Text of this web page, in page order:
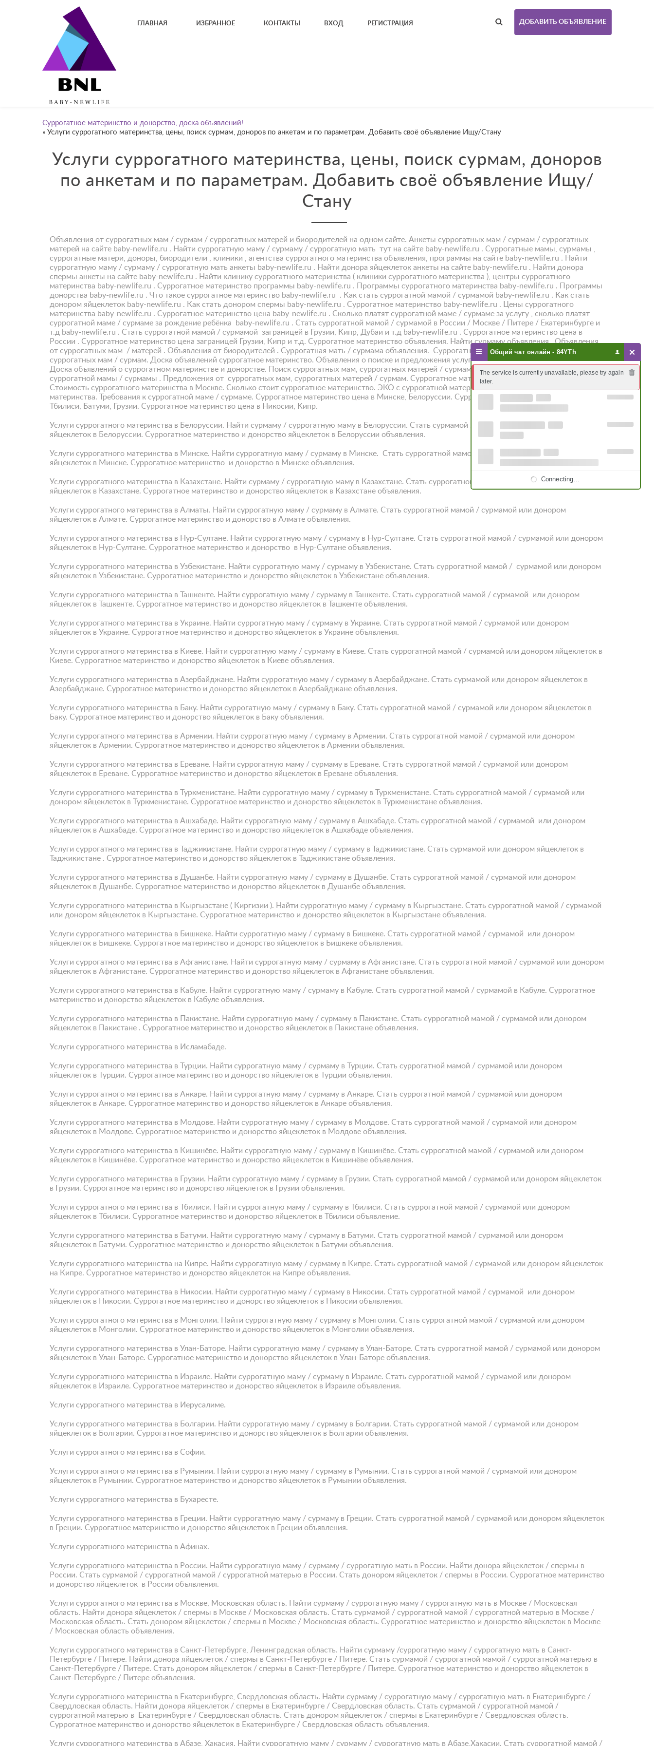
ГЛАВНАЯ ИЗБРАННОЕ КОНТАКТЫ ВХОД РЕГИСТРАЦИЯ ДОБАВИТЬ ОБЪЯВЛЕНИЕ
Суррогатное материнство и донорство, доска объявлений!
» Услуги суррогатного материнства, цены, поиск сурмам, доноров по анкетам и по параметрам. Добавить своё объявление Ищу/Стану
Услуги суррогатного материнства, цены, поиск сурмам, доноров
по анкетам и по параметрам. Добавить своё объявление Ищу/
Стану
Объявления от суррогатных мам / сурмам / суррогатных матерей и биородителей на одном сайте. Анкеты суррогатных мам / сурмам / суррогатных
матерей на сайте baby-newlife.ru . Найти суррогатную маму / сурмаму / суррогатную мать тут на сайте baby-newlife.ru . Суррогатные мамы, сурмамы ,
суррогатные матери, доноры, биородители , клиники , агентства суррогатного материнства объявления, программы на сайте baby-newlife.ru . Найти
суррогатную маму / сурмаму / суррогатную мать анкеты baby-newlife.ru . Найти донора яйцеклеток анкеты на сайте baby-newlife.ru . Найти донора
спермы анкеты на сайте baby-newlife.ru . Найти клинику суррогатного материнства ( клиники суррогатного материнства ), центры суррогатного
материнства baby-newlife.ru . Суррогатное материнство программы baby-newlife.ru . Программы суррогатного материнства baby-newlife.ru . Программы
донорства baby-newlife.ru . Что такое суррогатное материнство baby-newlife.ru . Как стать суррогатной мамой / сурмамой baby-newlife.ru . Как стать
донором яйцеклеток baby-newlife.ru . Как стать донором спермы baby-newlife.ru . Суррогатное материнство baby-newlife.ru . Цены суррогатного
материнства baby-newlife.ru . Суррогатное материнство цена baby-newlife.ru . Сколько платят суррогатной маме / сурмаме за услугу , сколько платят
суррогатной маме / сурмаме за рождение ребёнка baby-newlife.ru . Стать суррогатной мамой / сурмамой в России / Москве / Питере / Екатеринбурге и
т.д baby-newlife.ru . Стать суррогатной мамой / сурмамой заграницей в Грузии, Кипр, Дубаи и т.д baby-newlife.ru . Суррогатное материнство цена в
России . Суррогатное материнство цена заграницей Грузии, Кипр и т.д. Суррогатное материнство объявления. Найти сурмаму объявления . Объявления
от суррогатных мам / матерей . Объявления от биородителей . Суррогатная мать / сурмама объявления. Суррогатные мамы / сурмамы - объявления от
суррогатных мам / сурмам. Доска объявлений суррогатное материнство. Объявления о поиске и предложения услуг суррогатных матерей / сурмам.
Доска объявлений о суррогатном материнстве и донорстве. Поиск суррогатных мам, суррогатных матерей / сурмам без посредников. Поиск
суррогатной мамы / сурмамы . Предложения от суррогатных мам, суррогатных матерей / сурмам. Суррогатное материнство по выгодной цене.
Стоимость суррогатного материнства в Москве. Сколько стоит суррогатное материнство. ЭКО с суррогатной матерью. Этапы программы суррогатного
материнства. Требования к суррогатной маме / сурмаме. Суррогатное материнство цена в Минске, Белоруссии. Суррогатное материнство цена в
Тбилиси, Батуми, Грузии. Суррогатное материнство цена в Никосии, Кипр.
Услуги суррогатного материнства в Белоруссии. Найти сурмаму / суррогатную маму в Белоруссии. Стать сурмамой / суррогатной мамой или донором
яйцеклеток в Белоруссии. Суррогатное материнство и донорство яйцеклеток в Белоруссии объявления.
Услуги суррогатного материнства в Минске. Найти суррогатную маму / сурмаму в Минске. Стать суррогатной мамой / сурмамой или донором
яйцеклеток в Минске. Суррогатное материнство и донорство в Минске объявления.
Услуги суррогатного материнства в Казахстане. Найти сурмаму / суррогатную маму в Казахстане. Стать суррогатной мамой / сурмамой или донором
яйцеклеток в Казахстане. Суррогатное материнство и донорство яйцеклеток в Казахстане объявления.
Услуги суррогатного материнства в Алматы. Найти суррогатную маму / сурмаму в Алмате. Стать суррогатной мамой / сурмамой или донором
яйцеклеток в Алмате. Суррогатное материнство и донорство в Алмате объявления.
Услуги суррогатного материнства в Нур-Султане. Найти суррогатную маму / сурмаму в Нур-Султане. Стать суррогатной мамой / сурмамой или донором
яйцеклеток в Нур-Султане. Суррогатное материнство и донорство в Нур-Султане объявления.
Услуги суррогатного материнства в Узбекистане. Найти суррогатную маму / сурмаму в Узбекистане. Стать суррогатной мамой / сурмамой или донором
яйцеклеток в Узбекистане. Суррогатное материнство и донорство яйцеклеток в Узбекистане объявления.
Услуги суррогатного материнства в Ташкенте. Найти суррогатную маму / сурмаму в Ташкенте. Стать суррогатной мамой / сурмамой или донором
яйцеклеток в Ташкенте. Суррогатное материнство и донорство яйцеклеток в Ташкенте объявления.
Услуги суррогатного материнства в Украине. Найти суррогатную маму / сурмаму в Украине. Стать суррогатной мамой / сурмамой или донором
яйцеклеток в Украине. Суррогатное материнство и донорство яйцеклеток в Украине объявления.
Услуги суррогатного материнства в Киеве. Найти суррогатную маму / сурмаму в Киеве. Стать суррогатной мамой / сурмамой или донором яйцеклеток в
Киеве. Суррогатное материнство и донорство яйцеклеток в Киеве объявления.
Услуги суррогатного материнства в Азербайджане. Найти суррогатную маму / сурмаму в Азербайджане. Стать сурмамой или донором яйцеклеток в
Азербайджане. Суррогатное материнство и донорство яйцеклеток в Азербайджане объявления.
Услуги суррогатного материнства в Баку. Найти суррогатную маму / сурмаму в Баку. Стать суррогатной мамой / сурмамой или донором яйцеклеток в
Баку. Суррогатное материнство и донорство яйцеклеток в Баку объявления.
Услуги суррогатного материнства в Армении. Найти суррогатную маму / сурмаму в Армении. Стать суррогатной мамой / сурмамой или донором
яйцеклеток в Армении. Суррогатное материнство и донорство яйцеклеток в Армении объявления.
Услуги суррогатного материнства в Ереване. Найти суррогатную маму / сурмаму в Ереване. Стать суррогатной мамой / сурмамой или донором
яйцеклеток в Ереване. Суррогатное материнство и донорство яйцеклеток в Ереване объявления.
Услуги суррогатного материнства в Туркменистане. Найти суррогатную маму / сурмаму в Туркменистане. Стать суррогатной мамой / сурмамой или
донором яйцеклеток в Туркменистане. Суррогатное материнство и донорство яйцеклеток в Туркменистане объявления.
Услуги суррогатного материнства в Ашхабаде. Найти суррогатную маму / сурмаму в Ашхабаде. Стать суррогатной мамой / сурмамой или донором
яйцеклеток в Ашхабаде. Суррогатное материнство и донорство яйцеклеток в Ашхабаде объявления.
Услуги суррогатного материнства в Таджикистане. Найти суррогатную маму / сурмаму в Таджикистане. Стать сурмамой или донором яйцеклеток в
Таджикистане . Суррогатное материнство и донорство яйцеклеток в Таджикистане объявления.
Услуги суррогатного материнства в Душанбе. Найти суррогатную маму / сурмаму в Душанбе. Стать суррогатной мамой / сурмамой или донором
яйцеклеток в Душанбе. Суррогатное материнство и донорство яйцеклеток в Душанбе объявления.
Услуги суррогатного материнства в Кыргызстане ( Киргизии ). Найти суррогатную маму / сурмаму в Кыргызстане. Стать суррогатной мамой / сурмамой
или донором яйцеклеток в Кыргызстане. Суррогатное материнство и донорство яйцеклеток в Кыргызстане объявления.
Услуги суррогатного материнства в Бишкеке. Найти суррогатную маму / сурмаму в Бишкеке. Стать суррогатной мамой / сурмамой или донором
яйцеклеток в Бишкеке. Суррогатное материнство и донорство яйцеклеток в Бишкеке объявления.
Услуги суррогатного материнства в Афганистане. Найти суррогатную маму / сурмаму в Афганистане. Стать суррогатной мамой / сурмамой или донором
яйцеклеток в Афганистане. Суррогатное материнство и донорство яйцеклеток в Афганистане объявления.
Услуги суррогатного материнства в Кабуле. Найти суррогатную маму / сурмаму в Кабуле. Стать суррогатной мамой / сурмамой в Кабуле. Суррогатное
материнство и донорство яйцеклеток в Кабуле объявления.
Услуги суррогатного материнства в Пакистане. Найти суррогатную маму / сурмаму в Пакистане. Стать суррогатной мамой / сурмамой или донором
яйцеклеток в Пакистане . Суррогатное материнство и донорство яйцеклеток в Пакистане объявления.
Услуги суррогатного материнства в Исламабаде.
Услуги суррогатного материнства в Турции. Найти суррогатную маму / сурмаму в Турции. Стать суррогатной мамой / сурмамой или донором
яйцеклеток в Турции. Суррогатное материнство и донорство яйцеклеток в Турции объявления.
Услуги суррогатного материнства в Анкаре. Найти суррогатную маму / сурмаму в Анкаре. Стать суррогатной мамой / сурмамой или донором
яйцеклеток в Анкаре. Суррогатное материнство и донорство яйцеклеток в Анкаре объявления.
Услуги суррогатного материнства в Молдове. Найти суррогатную маму / сурмаму в Молдове. Стать суррогатной мамой / сурмамой или донором
яйцеклеток в Молдове. Суррогатное материнство и донорство яйцеклеток в Молдове объявления.
Услуги суррогатного материнства в Кишинёве. Найти суррогатную маму / сурмаму в Кишинёве. Стать суррогатной мамой / сурмамой или донором
яйцеклеток в Кишинёве. Суррогатное материнство и донорство яйцеклеток в Кишинёве объявления.
Услуги суррогатного материнства в Грузии. Найти суррогатную маму / сурмаму в Грузии. Стать суррогатной мамой / сурмамой или донором яйцеклеток
в Грузии. Суррогатное материнство и донорство яйцеклеток в Грузии объявления.
Услуги суррогатного материнства в Тбилиси. Найти суррогатную маму / сурмаму в Тбилиси. Стать суррогатной мамой / сурмамой или донором
яйцеклеток в Тбилиси. Суррогатное материнство и донорство яйцеклеток в Тбилиси объявление.
Услуги суррогатного материнства в Батуми. Найти суррогатную маму / сурмаму в Батуми. Стать суррогатной мамой / сурмамой или донором
яйцеклеток в Батуми. Суррогатное материнство и донорство яйцеклеток в Батуми объявления.
Услуги суррогатного материнства на Кипре. Найти суррогатную маму / сурмаму в Кипре. Стать суррогатной мамой / сурмамой или донором яйцеклеток
на Кипре. Суррогатное материнство и донорство яйцеклеток на Кипре объявления.
Услуги суррогатного материнства в Никосии. Найти суррогатную маму / сурмаму в Никосии. Стать суррогатной мамой / сурмамой или донором
яйцеклеток в Никосии. Суррогатное материнство и донорство яйцеклеток в Никосии объявления.
Услуги суррогатного материнства в Монголии. Найти суррогатную маму / сурмаму в Монголии. Стать суррогатной мамой / сурмамой или донором
яйцеклеток в Монголии. Суррогатное материнство и донорство яйцеклеток в Монголии объявления.
Услуги суррогатного материнства в Улан-Баторе. Найти суррогатную маму / сурмаму в Улан-Баторе. Стать суррогатной мамой / сурмамой или донором
яйцеклеток в Улан-Баторе. Суррогатное материнство и донорство яйцеклеток в Улан-Баторе объявления.
Услуги суррогатного материнства в Израиле. Найти суррогатную маму / сурмаму в Израиле. Стать суррогатной мамой / сурмамой или донором
яйцеклеток в Израиле. Суррогатное материнство и донорство яйцеклеток в Израиле объявления.
Услуги суррогатного материнства в Иерусалиме.
Услуги суррогатного материнства в Болгарии. Найти суррогатную маму / сурмаму в Болгарии. Стать суррогатной мамой / сурмамой или донором
яйцеклеток в Болгарии. Суррогатное материнство и донорство яйцеклеток в Болгарии объявления.
Услуги суррогатного материнства в Софии.
Услуги суррогатного материнства в Румынии. Найти суррогатную маму / сурмаму в Румынии. Стать суррогатной мамой / сурмамой или донором
яйцеклеток в Румынии. Суррогатное материнство и донорство яйцеклеток в Румынии объявления.
Услуги суррогатного материнства в Бухаресте.
Услуги суррогатного материнства в Греции. Найти суррогатную маму / сурмаму в Греции. Стать суррогатной мамой / сурмамой или донором яйцеклеток
в Греции. Суррогатное материнство и донорство яйцеклеток в Греции объявления.
Услуги суррогатного материнства в Афинах.
Услуги суррогатного материнства в России. Найти суррогатную маму / сурмаму / суррогатную мать в России. Найти донора яйцеклеток / спермы в
России. Стать сурмамой / суррогатной мамой / суррогатной матерью в России. Стать донором яйцеклеток / спермы в России. Суррогатное материнство
и донорство яйцеклеток в России объявления.
Услуги суррогатного материнства в Москве, Московская область. Найти сурмаму / суррогатную маму / суррогатную мать в Москве / Московская
область. Найти донора яйцеклеток / спермы в Москве / Московская область. Стать сурмамой / суррогатной мамой / суррогатной матерью в Москве /
Московская область. Стать донором яйцеклеток / спермы в Москве / Московская область. Суррогатное материнство и донорство яйцеклеток в Москве
/ Московская область объявления.
Услуги суррогатного материнства в Санкт-Петербурге, Ленинградская область. Найти сурмаму /суррогатную маму / суррогатную мать в Санкт-
Петербурге / Питере. Найти донора яйцеклеток / спермы в Санкт-Петербурге / Питере. Стать сурмамой / суррогатной мамой / суррогатной матерью в
Санкт-Петербурге / Питере. Стать донором яйцеклеток / спермы в Санкт-Петербурге / Питере. Суррогатное материнство и донорство яйцеклеток в
Санкт-Петербурге / Питере объявления.
Услуги суррогатного материнства в Екатеринбурге, Свердловская область. Найти сурмаму / суррогатную маму / суррогатную мать в Екатеринбурге /
Свердловская область. Найти донора яйцеклеток / спермы в Екатеринбурге / Свердловская область. Стать сурмамой / суррогатной мамой /
суррогатной матерью в Екатеринбурге / Свердловская область. Стать донором яйцеклеток / спермы в Екатеринбурге / Свердловская область.
Суррогатное материнство и донорство яйцеклеток в Екатеринбурге / Свердловская область объявления.
Услуги суррогатного материнства в Абазе, Хакасия. Найти суррогатную маму / сурмаму / суррогатную мать в Абазе,Хакасии. Стать суррогатной мамой /
Общий чат онлайн - 84YTh
The service is currently unavailable, please try again
later.
Connecting...